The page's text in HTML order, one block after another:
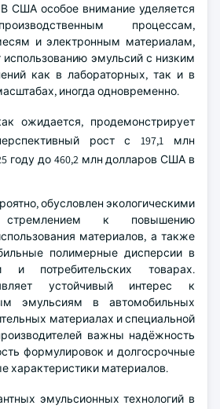
США особое внимание уделяется
процессам,
и электронным материалам,
использованию эмульсий с низким
как в лабораторных, так и в
иногда одновременно.
ожидается, продемонстрирует
рост с 197,1 млн
году до 460,2 млн долларов США в
обусловлен экологическими
к повышению
материалов, а также
полимерные дисперсии в
и потребительских товарах.
устойчивый интерес к
эмульсиям в автомобильных
материалах и специальной
важны надёжность
формулировок и долгосрочные
характеристики материалов.
эмульсионных технологий в